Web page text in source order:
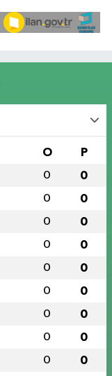
O P
0 0
0 0
0 0
0 0
0 0
0 0
0 0
0 0
0 0